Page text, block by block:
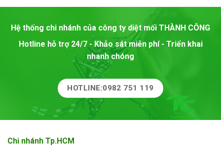
Hệ thống chi nhánh của công ty diệt mối THÀNH CÔNG
Hotline hỗ trợ 24/7 - Khảo sát miễn phí - Triển khai
nhanh chóng
HOTLINE:0982 751 119
Chi nhánh Tp.HCM